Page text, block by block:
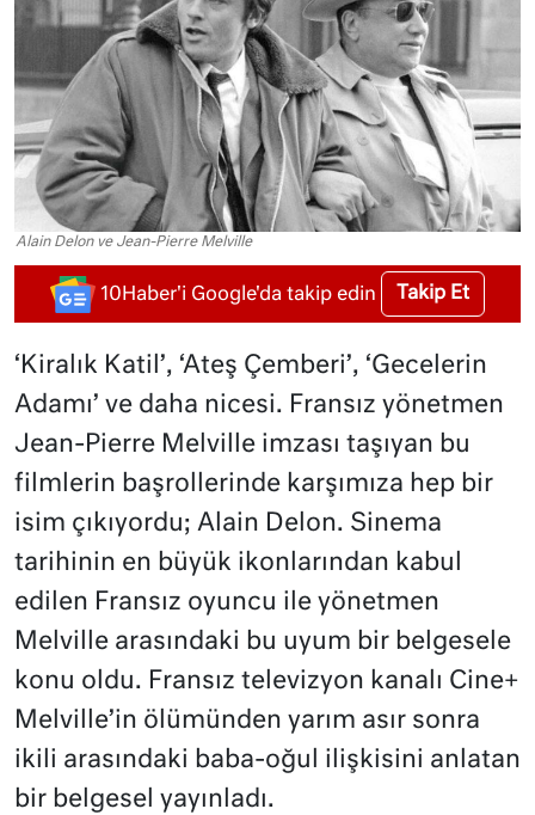
Alain Delon ve Jean-Pierre Melville
10Haber'i Google'da takip edin Takip Et
‘Kiralık Katil’, ‘Ateş Çemberi’, ‘Gecelerin
Adamı’ ve daha nicesi. Fransız yönetmen
Jean-Pierre Melville imzası taşıyan bu
filmlerin başrollerinde karşımıza hep bir
isim çıkıyordu; Alain Delon. Sinema
tarihinin en büyük ikonlarından kabul
edilen Fransız oyuncu ile yönetmen
Melville arasındaki bu uyum bir belgesele
konu oldu. Fransız televizyon kanalı Cine+
Melville’in ölümünden yarım asır sonra
ikili arasındaki baba-oğul ilişkisini anlatan
bir belgesel yayınladı.